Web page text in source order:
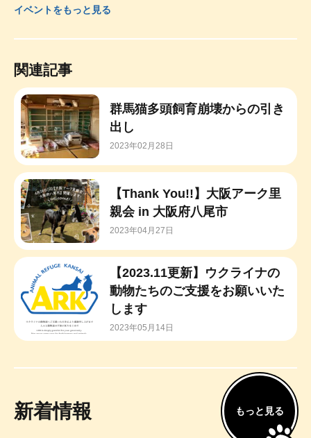
イベントをもっと見る
関連記事
群馬猫多頭飼育崩壊からの引き
出し
2023年02月28日
【Thank You!!】大阪アーク里
親会 in 大阪府八尾市
2023年04月27日
【2023.11更新】ウクライナの
動物たちのご支援をお願いいた
します
2023年05月14日
新着情報 もっと見る